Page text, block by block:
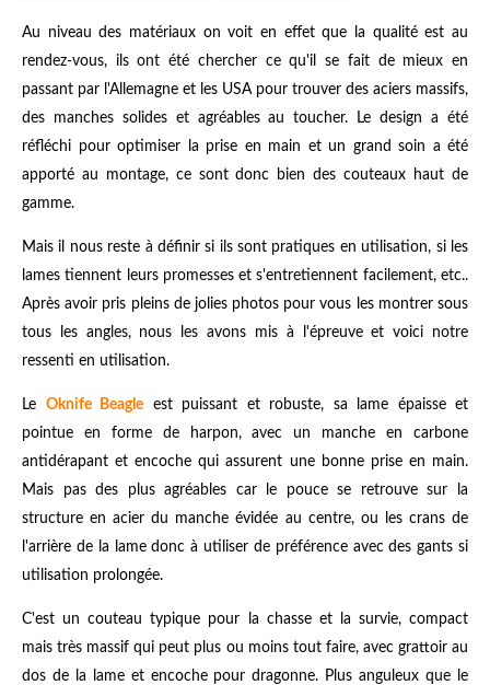
Au niveau des matériaux on voit en effet que la qualité est au
rendez-vous, ils ont été chercher ce qu'il se fait de mieux en
passant par l'Allemagne et les USA pour trouver des aciers massifs,
des manches solides et agréables au toucher. Le design a été
réfléchi pour optimiser la prise en main et un grand soin a été
apporté au montage, ce sont donc bien des couteaux haut de
gamme.
Mais il nous reste à définir si ils sont pratiques en utilisation, si les
lames tiennent leurs promesses et s'entretiennent facilement, etc..
Après avoir pris pleins de jolies photos pour vous les montrer sous
tous les angles, nous les avons mis à l'épreuve et voici notre
ressenti en utilisation.
Le Oknife Beagle est puissant et robuste, sa lame épaisse et
pointue en forme de harpon, avec un manche en carbone
antidérapant et encoche qui assurent une bonne prise en main.
Mais pas des plus agréables car le pouce se retrouve sur la
structure en acier du manche évidée au centre, ou les crans de
l'arrière de la lame donc à utiliser de préférence avec des gants si
utilisation prolongée.
C'est un couteau typique pour la chasse et la survie, compact
mais très massif qui peut plus ou moins tout faire, avec grattoir au
dos de la lame et encoche pour dragonne. Plus anguleux que le